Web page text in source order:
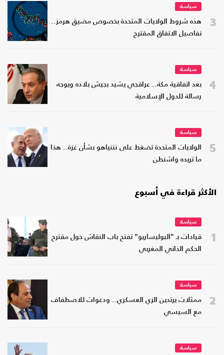
3
سياسة
هذه شروط الولايات المتحدة بخصوص مضيق هرمز..
تفاصيل الاتفاق المقترح
4
سياسة
بعد اتفاقية مكة.. عراقجي يشيد بجيش بلاده ويوجه
رسالة للدول الإسلامية
5
سياسة
الولايات المتحدة تضغط على نتنياهو بشأن غزة.. هذا
ما تريده واشنطن
الأكثر قراءة في أسبوع
1
سياسة
قيادات بـ "البوليساريو" تفتح باب النقاش حول مقترح
الحكم الذاتي المغربي
2
سياسة
ممثلات يرتدين الزي العسكري.. ودعوات للاصطفاف
مع السيسي
سياسة